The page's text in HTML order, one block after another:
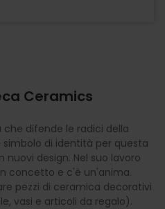
Ceramics
difende le radici della
di identità per questa
design. Nel suo lavoro
concetto e c'è un'anima.
pezzi di ceramica decorativi
vasi e articoli da regalo).